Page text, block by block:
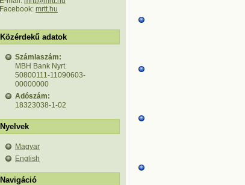
Facebook: mrtt.hu
Közérdekű adatok
Számlaszám:
MBH Bank Nyrt.
50800111-11090603-
00000000
Adószám:
18323038-1-02
Nyelvek
Magyar
English
Navigáció